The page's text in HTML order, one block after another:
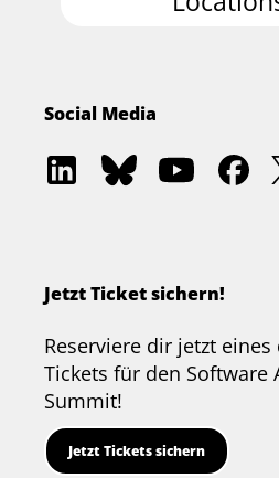
Social Media
Software
Architecture
Software
Architecture
Software
Jetzt Ticket sichern!
Reserviere dir jetzt
Tickets für den Software
Summit!
Jetzt Tickets sichern